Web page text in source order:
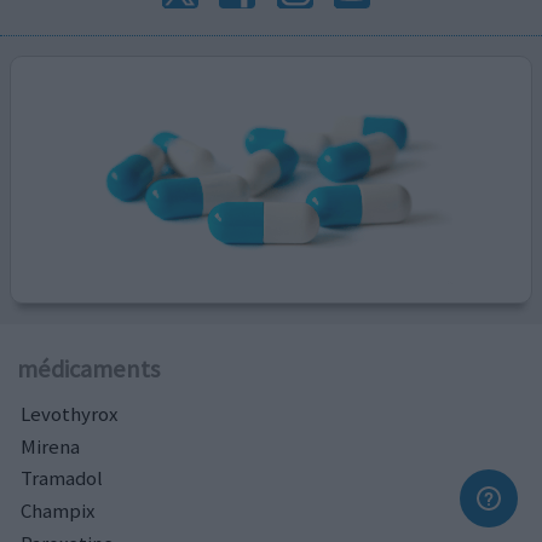
médicaments
Levothyrox
Mirena
Tramadol
Champix